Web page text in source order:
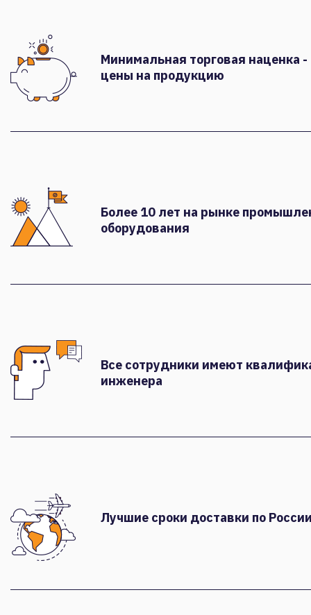
Минимальная торговая наценка
цены на продукцию
Более 10 лет на рынке
оборудования
Все сотрудники имеют
инженера
Лучшие сроки доставки по